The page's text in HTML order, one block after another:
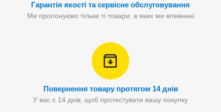
Гарантія якості та сервісне обслуговування
Ми пропонуємо тільки ті товари, в яких ми впевнені
Повернення товару протягом 14 днів
У вас є 14 днів, щоб протестувати вашу покупку